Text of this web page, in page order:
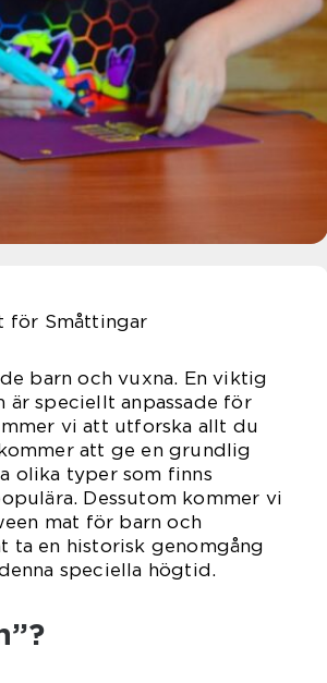
för Småttingar
barn och vuxna. En viktig
är speciellt anpassade för
vi att utforska allt du
att ge en grundlig
olika typer som finns
Dessutom kommer vi
mat för barn och
ta en historisk genomgång
speciella högtid.